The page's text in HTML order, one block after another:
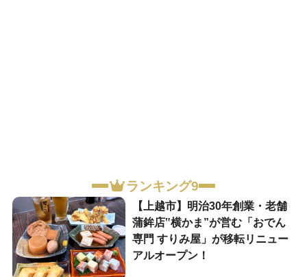
ランキング9
【上越市】明治30年創業・老舗
蒲鉾店‟横かま”が営む「おでん
専門 すりみ屋」が移転リニュー
アルオープン！